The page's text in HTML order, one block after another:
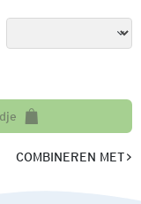
COMBINEREN MET